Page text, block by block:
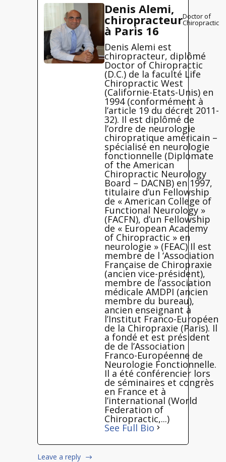
Denis Alemi,
chiropracteur
à Paris 16
Doctor of
Chiropractic
Denis Alemi est
chiropracteur, diplômé
Doctor of Chiropractic
(D.C.) de la faculté Life
Chiropractic West
(Californie-Etats-Unis) en
1994 (conformément à
l’article 19 du décret 2011-
32). Il est diplômé de
l’ordre de neurologie
chiropratique américain –
spécialisé en neurologie
fonctionnelle (Diplomate
of the American
Chiropractic Neurology
Board – DACNB) en 1997,
titulaire d’un Fellowship
de « American College of
Functional Neurology »
(FACFN), d’un Fellowship
de « European Academy
of Chiropractic » en
neurologie » (FEAC) Il est
membre de l ‘Association
Française de Chiropraxie
(ancien vice-président),
membre de l’association
médicale AMDPI (ancien
membre du bureau),
ancien enseignant à
l’Institut Franco-Européen
de la Chiropraxie (Paris). Il
a fondé et est président
de de l’Association
Franco-Européenne de
Neurologie Fonctionnelle.
Il a été conférencier lors
de séminaires et congrès
en France et à
l’international (World
Federation of
Chiropractic,...)
See Full Bio
Leave a reply